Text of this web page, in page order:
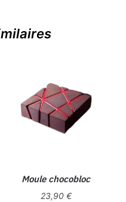
Moule chocobloc
23,90 €